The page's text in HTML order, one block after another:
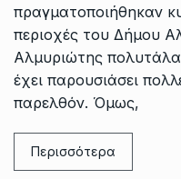
πραγματοποιήθηκαν
περιοχές του Δήμου
Αλμυριώτης
έχει παρουσιάσει
παρελθόν. Όμως,
Περισσότερα